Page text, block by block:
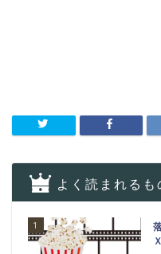
よく読まれるも
1